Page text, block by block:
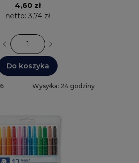
4,60 zł
netto: 3,74 zł
Do koszyka
Wysyłka: 24 godziny